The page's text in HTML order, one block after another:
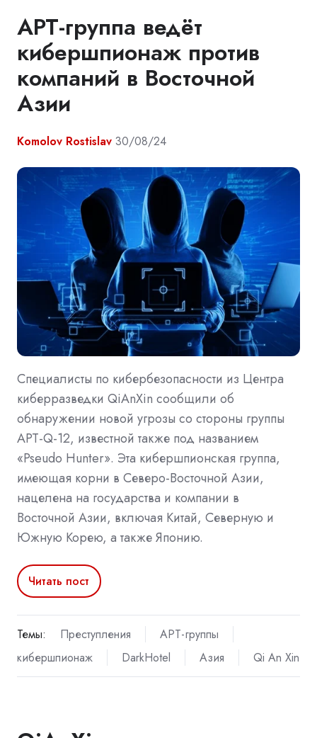
APT-группа ведёт
кибершпионаж против
компаний в Восточной
Азии
Komolov Rostislav 30/08/24
Специалисты по кибербезопасности из Центра
киберразведки QiAnXin сообщили об
обнаружении новой угрозы со стороны группы
APT-Q-12, известной также под названием
«Pseudo Hunter». Эта кибершпионская группа,
имеющая корни в Северо-Восточной Азии,
нацелена на государства и компании в
Восточной Азии, включая Китай, Северную и
Южную Корею, а также Японию.
Читать пост
Темы: Преступления
APT-группы
кибершпионаж
DarkHotel Азия Qi An Xin